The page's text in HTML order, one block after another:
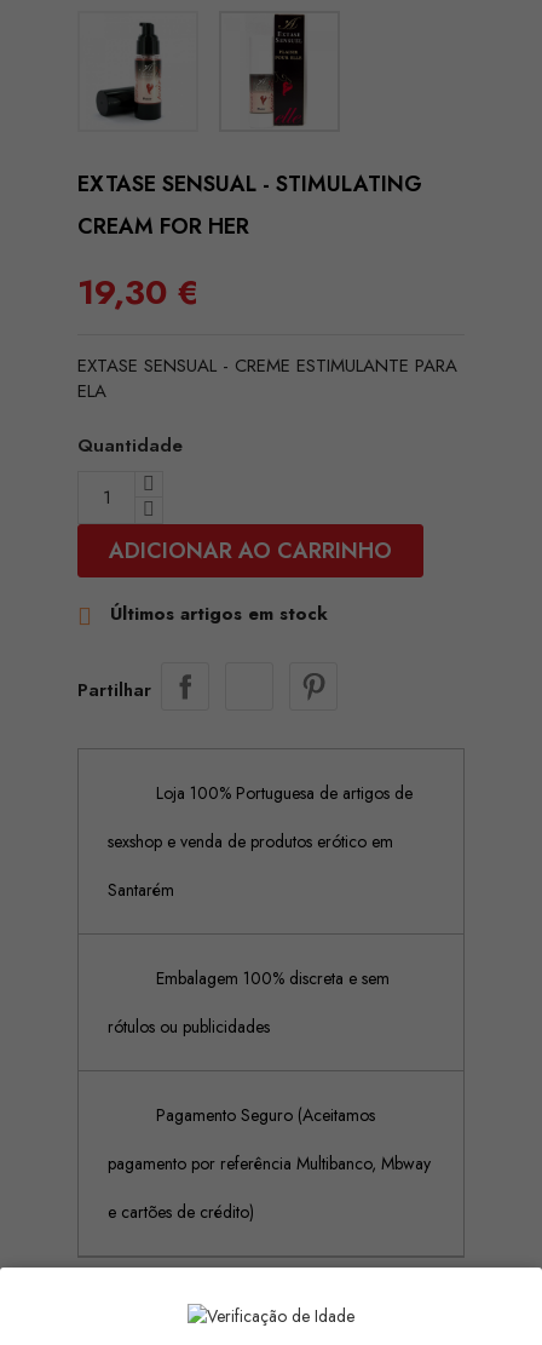
EXTASE SENSUAL - STIMULATING
CREAM FOR HER
19,30 €
EXTASE SENSUAL - CREME ESTIMULANTE PARA
ELA
Quantidade
ADICIONAR AO CARRINHO
 Últimos artigos em stock
Partilhar
Loja 100% Portuguesa de artigos de
sexshop e venda de produtos erótico em
Santarém
Embalagem 100% discreta e sem
rótulos ou publicidades
Pagamento Seguro (Aceitamos
pagamento por referência Multibanco, Mbway
e cartões de crédito)
Detalhes do produto